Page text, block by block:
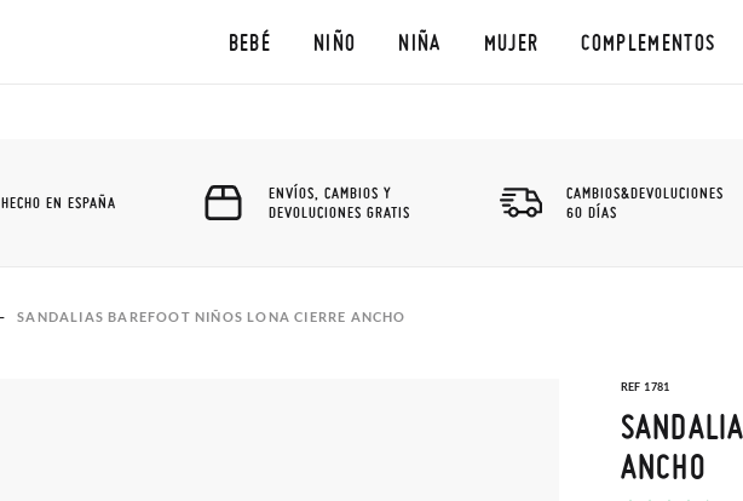
BEBÉ NIÑO NIÑA MUJER COMPLEMENTOS
HECHO EN ESPAÑA
ENVÍOS, CAMBIOS Y
DEVOLUCIONES GRATIS
CAMBIOS&DEVOLUCIONES
60 DÍAS
SANDALIAS BAREFOOT NIÑOS LONA CIERRE ANCHO
REF 1781
ANCHO